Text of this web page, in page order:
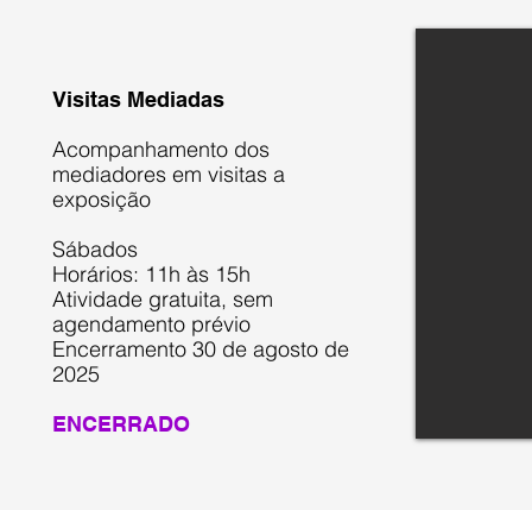
Visitas Mediadas
Acompanhamento dos
mediadores em visitas a
exposição
Sábados
Horários: 11h às 15h
Atividade gratuita, sem
agendamento prévio
Encerramento 30 de agosto de
2025
ENCERRADO